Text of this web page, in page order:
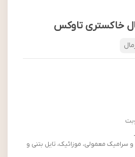
خاکستری تاوکس
سرامیک معمولی، موزائیک، تایل بتنی و